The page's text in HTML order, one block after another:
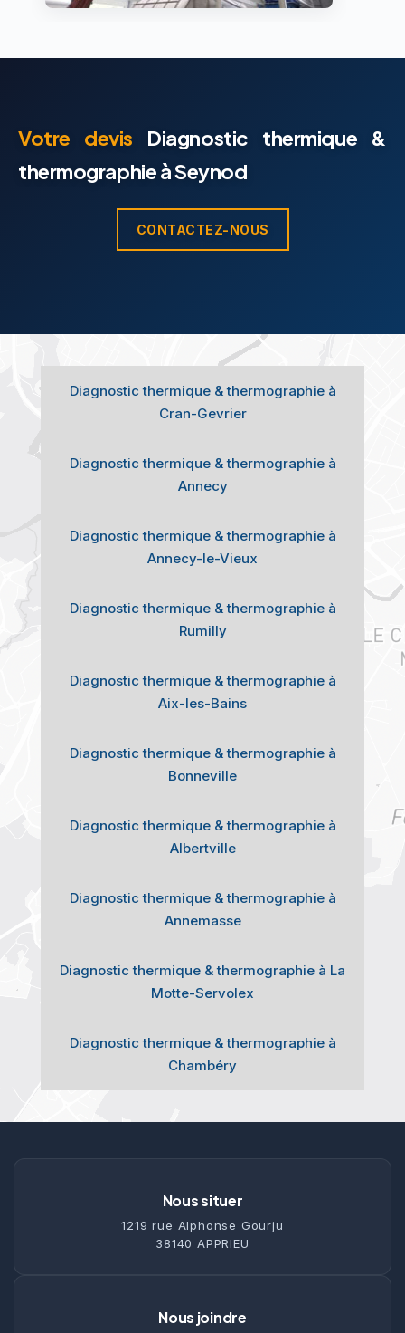
Votre devis Diagnostic thermique &
thermographie à Seynod
CONTACTEZ-NOUS
Diagnostic thermique & thermographie à
Cran-Gevrier
Diagnostic thermique & thermographie à
Annecy
Diagnostic thermique & thermographie à
Annecy-le-Vieux
Diagnostic thermique & thermographie à
Rumilly
Diagnostic thermique & thermographie à
Aix-les-Bains
Diagnostic thermique & thermographie à
Bonneville
Diagnostic thermique & thermographie à
Albertville
Diagnostic thermique & thermographie à
Annemasse
Diagnostic thermique & thermographie à La
Motte-Servolex
Diagnostic thermique & thermographie à
Chambéry
Nous situer
1219 rue Alphonse Gourju
38140 APPRIEU
Nous joindre